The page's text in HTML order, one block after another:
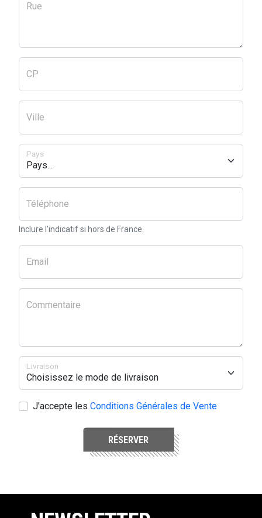
Rue
CP
Ville
Pays
Téléphone
Inclure l'indicatif si hors de France.
Email
Commentaire
Livraison
J'accepte les Conditions Générales de Vente
RÉSERVER